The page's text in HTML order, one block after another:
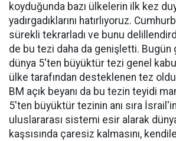
koyduğunda bazı ülkelerin ilk kez
yadırgadıklarını hatırlıyoruz.
sürekli tekrarladı ve bunu
de bu tezi daha da genişletti. Bugün
dünya 5'ten büyüktür tezi genel
ülke tarafından desteklenen tez
BM açık beyanı da bu tezin teyidi
5'ten büyüktür tezinin anı sıra İsrail'in
uluslararası sistemi esir alarak
kaşsısında çaresiz kalmasını,